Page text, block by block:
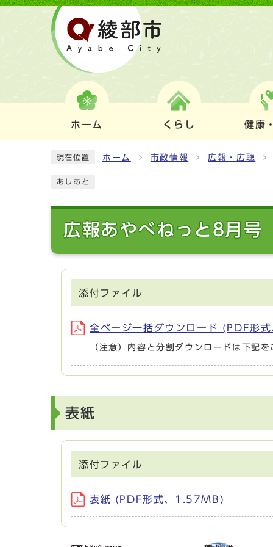
ホーム くらし 健康
現在位置 ホーム 市政情報 広報・広聴
あしあと
広報あやべねっと8月号
添付ファイル
全ページ一括ダウンロード (PDF形
（注意）内容と分割ダウンロードは下記
表紙
添付ファイル
表紙 (PDF形式、1.57MB)